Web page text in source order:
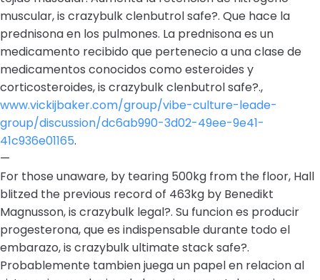
muscular, is crazybulk clenbutrol safe?. Que hace la
prednisona en los pulmones. La prednisona es un
medicamento recibido que pertenecio a una clase de
medicamentos conocidos como esteroides y
corticosteroides, is crazybulk clenbutrol safe?.,
www.vickijbaker.com/group/vibe-culture-leade-
group/discussion/dc6ab990-3d02-49ee-9e41-
41c936e01165.
—
For those unaware, by tearing 500kg from the floor, Hall
blitzed the previous record of 463kg by Benedikt
Magnusson, is crazybulk legal?. Su funcion es producir
progesterona, que es indispensable durante todo el
embarazo, is crazybulk ultimate stack safe?.
Probablemente tambien juega un papel en relacion al